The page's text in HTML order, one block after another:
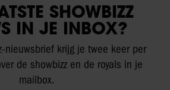
SHOWBIZZ
IN JE INBOX?
nieuwsbrief krijg je twee keer per
de showbizz en de royals in je
mailbox.